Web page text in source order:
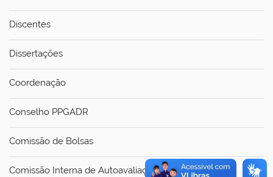
Discentes
Dissertações
Coordenação
Conselho PPGADR
Comissão de Bolsas
Comissão Interna de Autoavaliação